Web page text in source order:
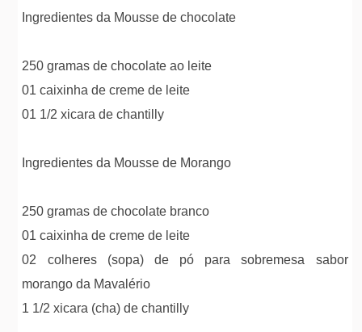
Ingredientes da Mousse de chocolate
250 gramas de chocolate ao leite
01 caixinha de creme de leite
01 1/2 xicara de chantilly
Ingredientes da Mousse de Morango
250 gramas de chocolate branco
01 caixinha de creme de leite
02 colheres (sopa) de pó para sobremesa sabor
morango da Mavalério
1 1/2 xicara (cha) de chantilly